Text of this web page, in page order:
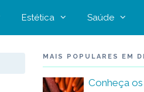
Estética Saúde
MAIS POPULARES EM
Conheça